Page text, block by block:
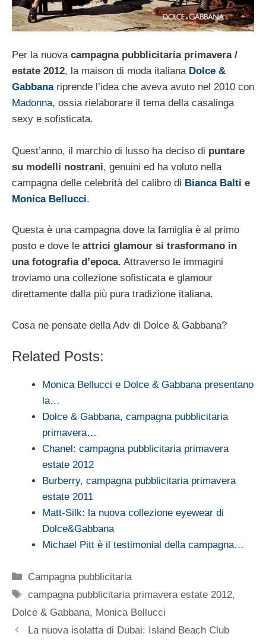
Per la nuova campagna pubblicitaria primavera /
estate 2012, la maison di moda italiana Dolce &
Gabbanariprende l’idea che aveva avuto nel 2010 con
Madonna, ossia rielaborare il tema della casalinga
sexy e sofisticata.
Quest’anno, il marchio di lusso ha deciso di puntare
su modelli nostrani, genuini ed ha voluto nella
campagna delle celebrità del calibro di Bianca Balti e
Monica Bellucci.
Questa è una campagna dove la famiglia è al primo
posto e dove le attrici glamour si trasformano in
una fotografia d’epoca. Attraverso le immagini
troviamo una collezione sofisticata e glamour
direttamente dalla più pura tradizione italiana.
Cosa ne pensate della Adv di Dolce & Gabbana?
Related Posts:
Monica Bellucci e Dolce & Gabbana presentano
la…
Dolce & Gabbana, campagna pubblicitaria
primavera…
Chanel: campagna pubblicitaria primavera
estate 2012
Burberry, campagna pubblicitaria primavera
estate 2011
Matt-Silk: la nuova collezione eyewear di
Dolce&Gabbana
Michael Pitt è il testimonial della campagna…
Categorie
Campagna pubblicitaria
Tag
campagna pubblicitaria primavera estate 2012,
Dolce & Gabbana, Monica Bellucci
La nuova isolatta di Dubai: Island Beach Club